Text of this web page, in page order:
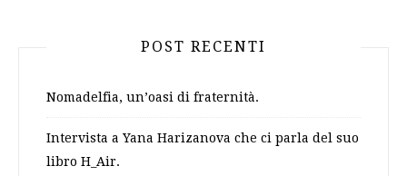
POST RECENTI
Nomadelfia, un’oasi di fraternità.
Intervista a Yana Harizanova che ci parla del suo
libro H_Air.